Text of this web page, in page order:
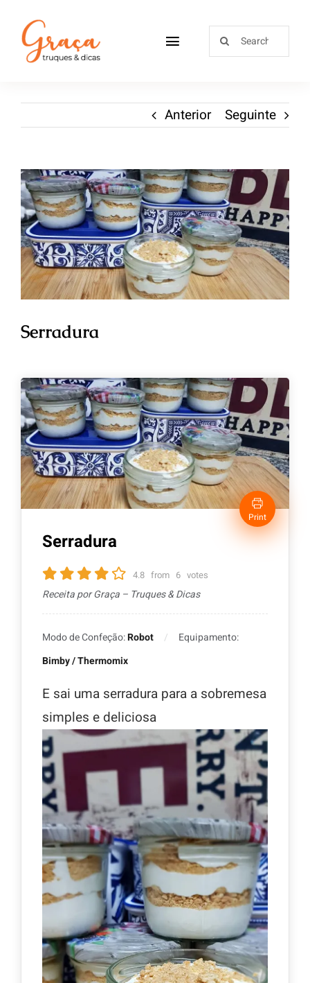
Receitas
Sobre
Loja
Blog
Contactos
Anterior Seguinte
Serradura
Print
Serradura
4.8 from 6 votes
Receita por Graça – Truques & Dicas
Modo de Confeção:Robot
Equipamento:
Bimby / Thermomix
E sai uma serradura para a sobremesa
simples e deliciosa